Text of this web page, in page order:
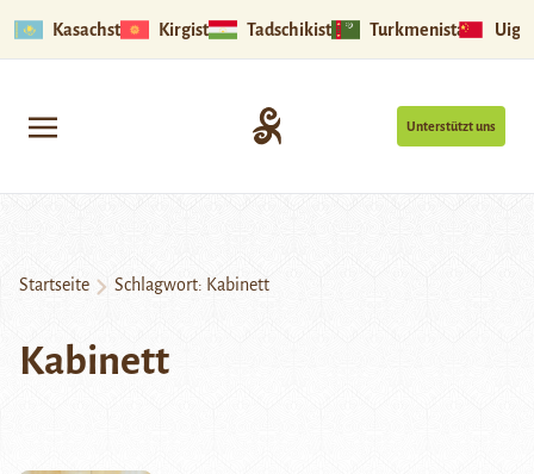
Kasachstan Kirgistan Tadschikistan Turkmenistan
Unterstützt uns
Startseite Schlagwort: Kabinett
Kabinett